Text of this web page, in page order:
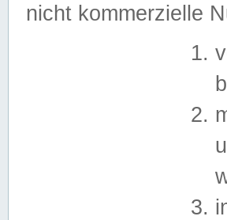
nicht kommerzielle